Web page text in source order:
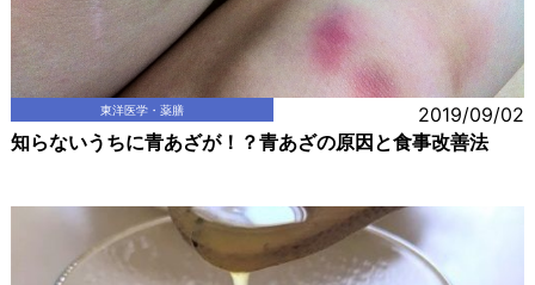
東洋医学・薬膳 2019/09/02
知らないうちに青あざが！？青あざの原因と食事改善法